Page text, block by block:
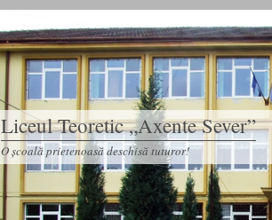
Liceul Teoretic „Axente Sever”
O școală prietenoasă deschisă tuturor!